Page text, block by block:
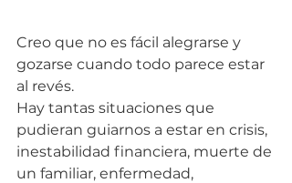
Creo que no es fácil alegrarse y
gozarse cuando todo parece estar
al revés.
Hay tantas situaciones que
pudieran guiarnos a estar en crisis,
inestabilidad financiera, muerte de
un familiar, enfermedad,